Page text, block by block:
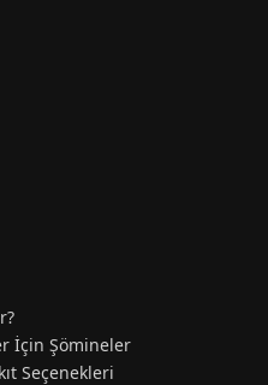
İçin Şömineler
Seçenekleri